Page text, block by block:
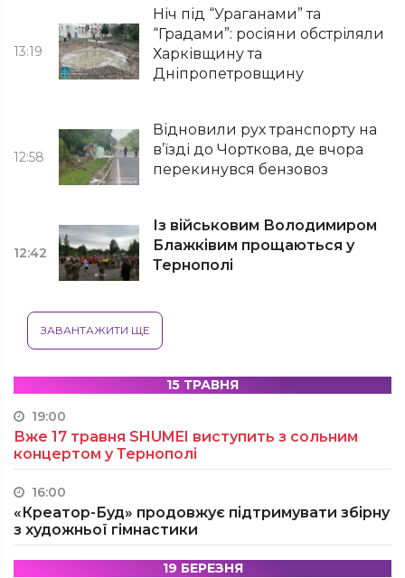
13:19
Ніч під “Ураганами” та
“Градами”: росіяни обстріляли
Харківщину та
Дніпропетровщину
12:58
Відновили рух транспорту на
в’їзді до Чорткова, де вчора
перекинувся бензовоз
12:42
Із військовим Володимиром
Блажківим прощаються у
Тернополі
ЗАВАНТАЖИТИ ЩЕ
15 ТРАВНЯ
19:00
Вже 17 травня SHUMEI виступить з сольним
концертом у Тернополі
16:00
«Креатор-Буд» продовжує підтримувати збірну
з художньої гімнастики
19 БЕРЕЗНЯ